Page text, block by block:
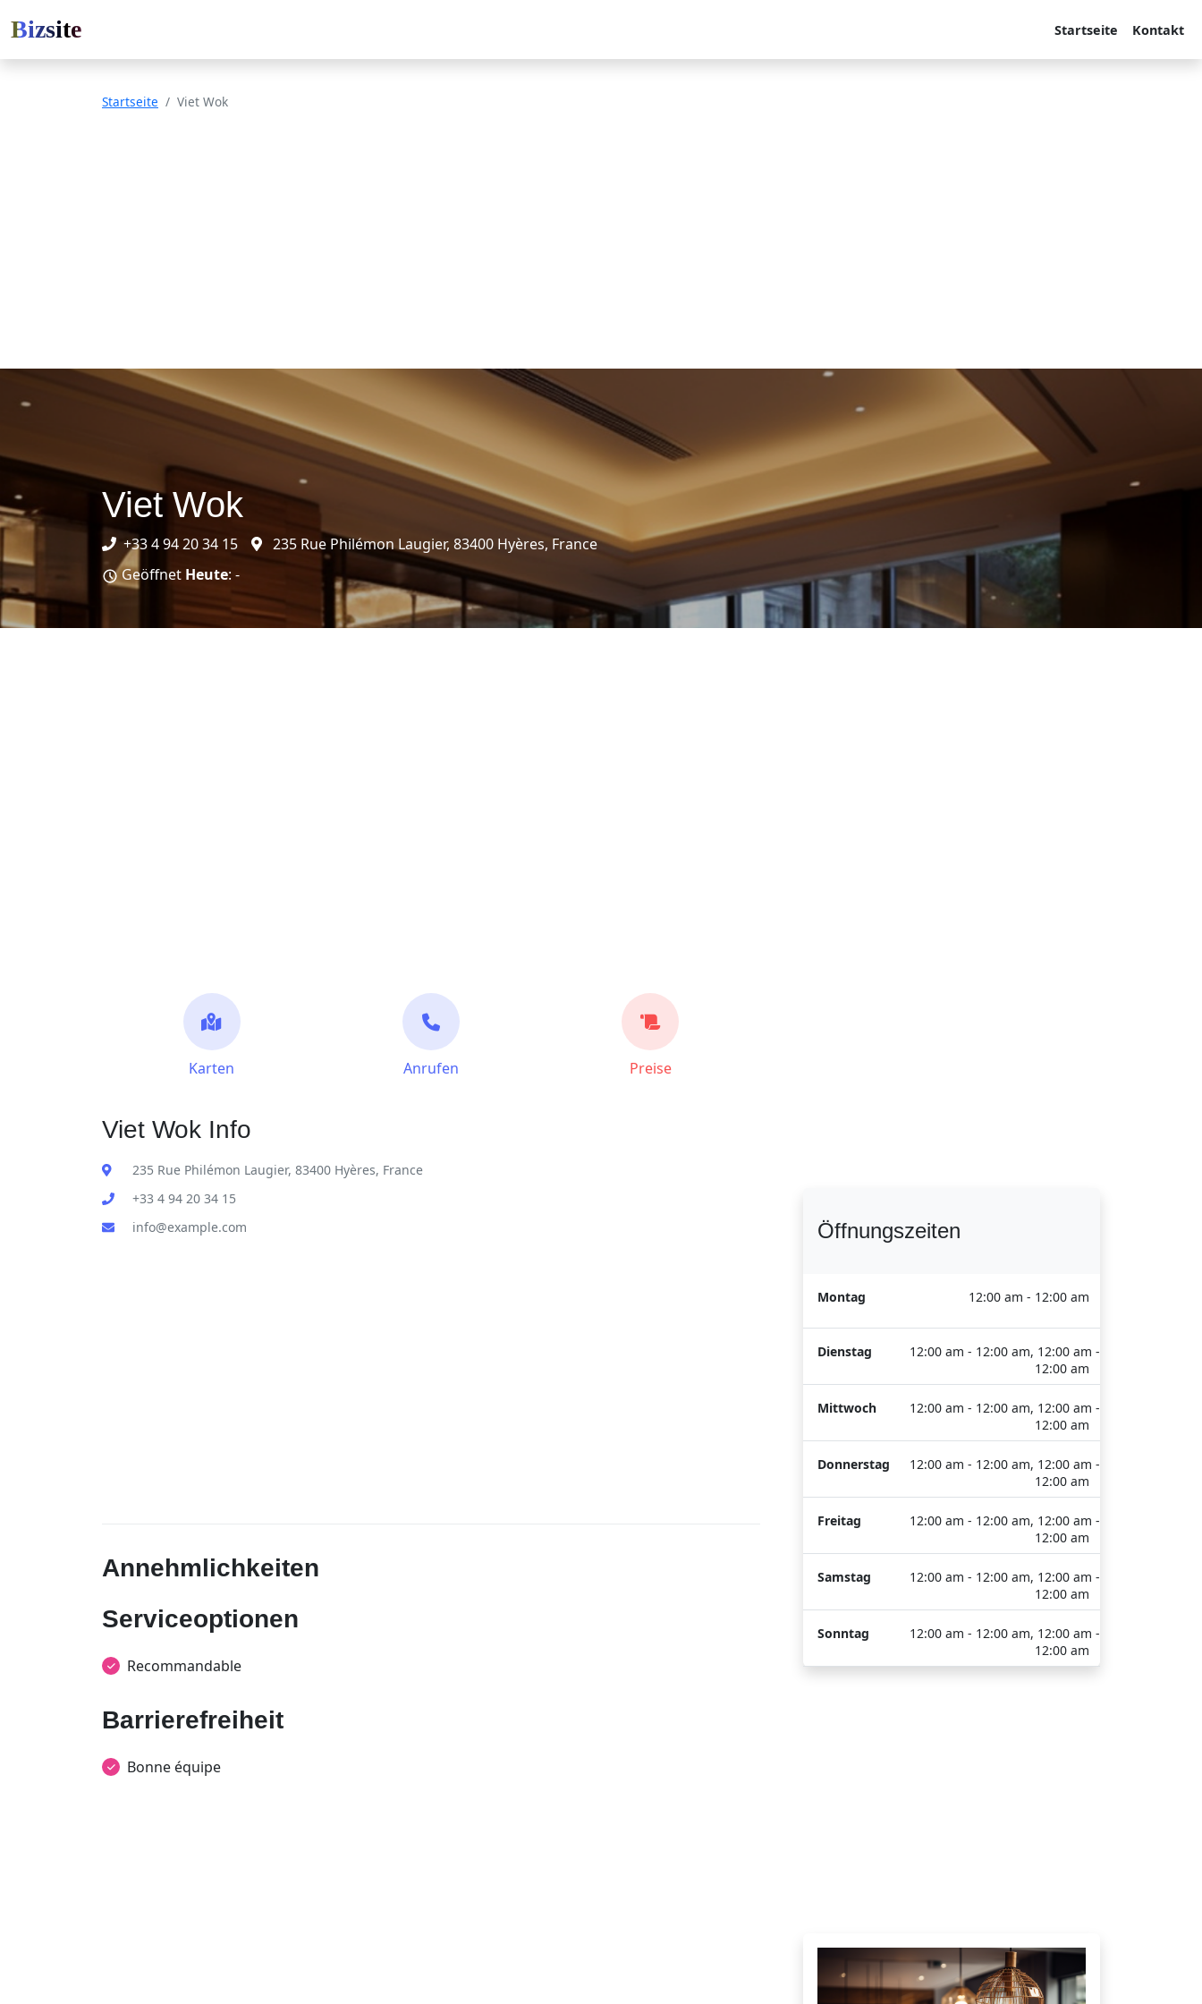
Bizsite Startseite Kontakt
Startseite Viet Wok
Viet Wok
+33 4 94 20 34 15
235 Rue Philémon Laugier, 83400 Hyères, France
Geöffnet Heute: -
Karten Anrufen Preise
Viet Wok Info
235 Rue Philémon Laugier, 83400 Hyères, France
+33 4 94 20 34 15
info@example.com
Annehmlichkeiten
Serviceoptionen
Recommandable
Barrierefreiheit
Bonne équipe
Öffnungszeiten
Montag 12:00 am - 12:00 am
Dienstag
12:00 am - 12:00 am, 12:00 am -
12:00 am
Mittwoch
12:00 am - 12:00 am, 12:00 am -
12:00 am
Donnerstag
12:00 am - 12:00 am, 12:00 am -
12:00 am
Freitag
12:00 am - 12:00 am, 12:00 am -
12:00 am
Samstag
12:00 am - 12:00 am, 12:00 am -
12:00 am
Sonntag
12:00 am - 12:00 am, 12:00 am -
12:00 am